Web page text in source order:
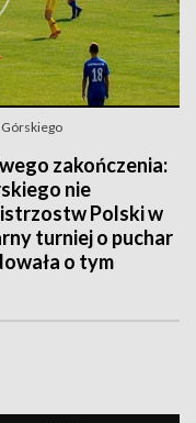
zakończenia:
nie
Polski w
turniej o puchar
o tym